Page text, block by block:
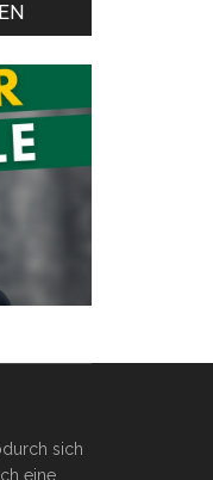
sich
eine